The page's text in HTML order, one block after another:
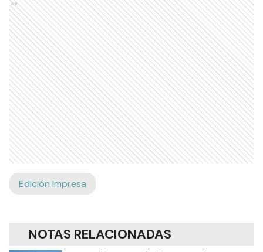
Ads
Edición Impresa
NOTAS RELACIONADAS